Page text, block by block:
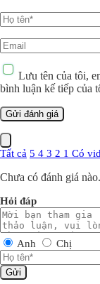
Lưu tên của tôi,
bình luận kế tiếp của
Tất cả 5 4 3 2 1 Có
Chưa có đánh giá nào.
Hỏi đáp
Anh Chị
Gửi